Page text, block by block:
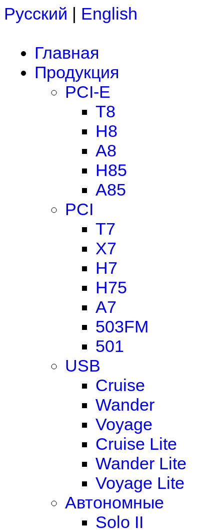
Русский | English
Главная
Продукция
PCI-E
T8
H8
A8
H85
A85
PCI
T7
X7
H7
H75
A7
503FM
501
USB
Cruise
Wander
Voyage
Cruise Lite
Wander Lite
Voyage Lite
Автономные
Solo II